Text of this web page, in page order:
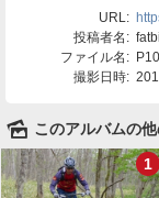
URL:
投稿者名:
ファイル名:
撮影日時:
🌄 このアルバムの
1